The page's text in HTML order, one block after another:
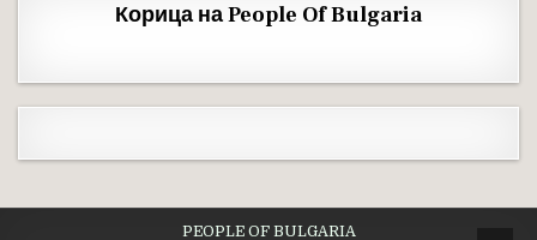
Корица на People Of Bulgaria
PEOPLE OF BULGARIA